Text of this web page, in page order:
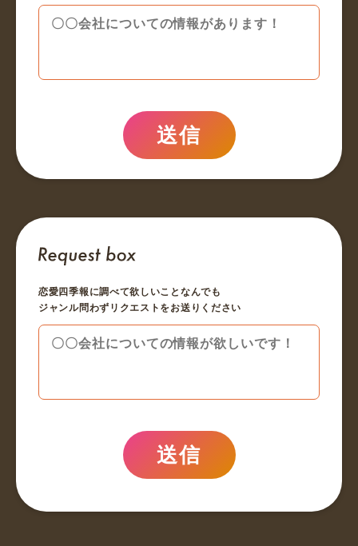
送信
恋愛四季報に調べて欲しいことなんでも
ジャンル問わずリクエストをお送りください
送信